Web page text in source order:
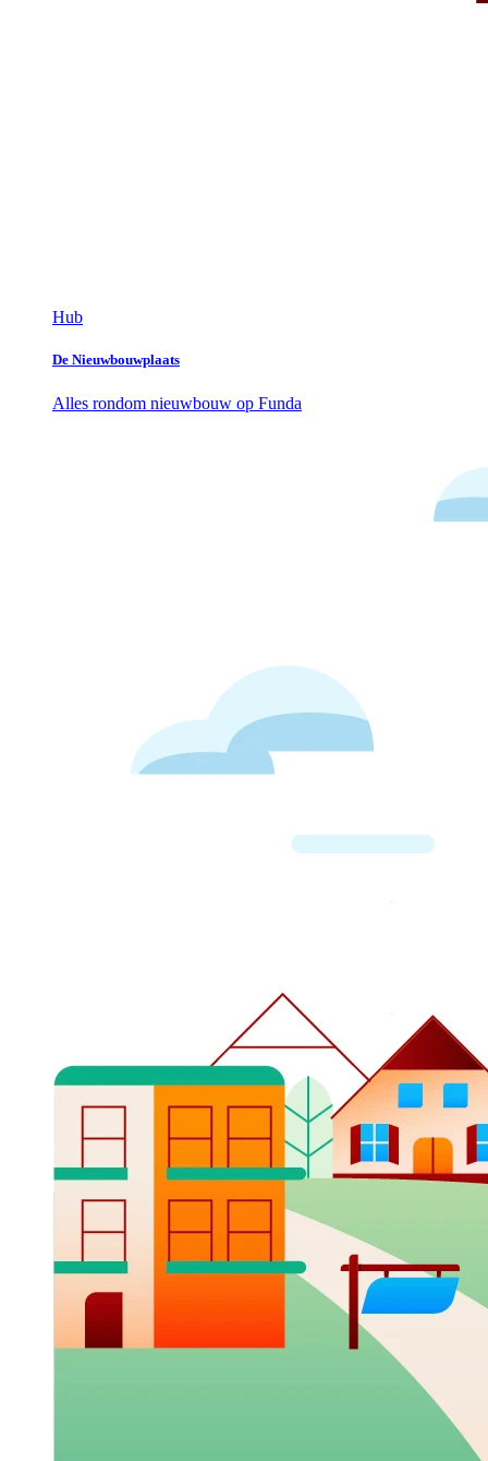
Hub
De Nieuwbouwplaats
Alles rondom nieuwbouw op Funda